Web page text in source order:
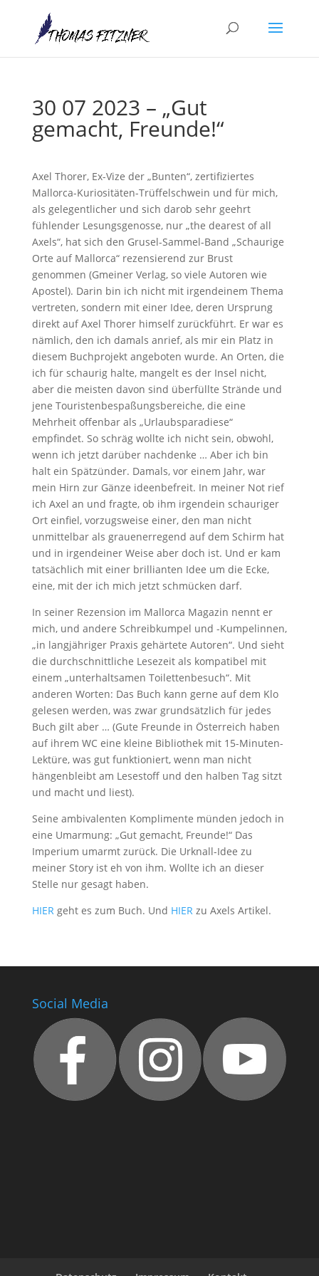
30 07 2023 – „Gut
gemacht, Freunde!“
Axel Thorer, Ex-Vize der „Bunten“, zertifiziertes
Mallorca-Kuriositäten-Trüffelschwein und für mich,
als gelegentlicher und sich darob sehr geehrt
fühlender Lesungsgenosse, nur „the dearest of all
Axels“, hat sich den Grusel-Sammel-Band „Schaurige
Orte auf Mallorca“ rezensierend zur Brust
genommen (Gmeiner Verlag, so viele Autoren wie
Apostel). Darin bin ich nicht mit irgendeinem Thema
vertreten, sondern mit einer Idee, deren Ursprung
direkt auf Axel Thorer himself zurückführt. Er war es
nämlich, den ich damals anrief, als mir ein Platz in
diesem Buchprojekt angeboten wurde. An Orten, die
ich für schaurig halte, mangelt es der Insel nicht,
aber die meisten davon sind überfüllte Strände und
jene Touristenbespaßungsbereiche, die eine
Mehrheit offenbar als „Urlaubsparadiese“
empfindet. So schräg wollte ich nicht sein, obwohl,
wenn ich jetzt darüber nachdenke … Aber ich bin
halt ein Spätzünder. Damals, vor einem Jahr, war
mein Hirn zur Gänze ideenbefreit. In meiner Not rief
ich Axel an und fragte, ob ihm irgendein schauriger
Ort einfiel, vorzugsweise einer, den man nicht
unmittelbar als grauenerregend auf dem Schirm hat
und in irgendeiner Weise aber doch ist. Und er kam
tatsächlich mit einer brillianten Idee um die Ecke,
eine, mit der ich mich jetzt schmücken darf.
In seiner Rezension im Mallorca Magazin nennt er
mich, und andere Schreibkumpel und -Kumpelinnen,
„in langjähriger Praxis gehärtete Autoren“. Und sieht
die durchschnittliche Lesezeit als kompatibel mit
einem „unterhaltsamen Toilettenbesuch“. Mit
anderen Worten: Das Buch kann gerne auf dem Klo
gelesen werden, was zwar grundsätzlich für jedes
Buch gilt aber … (Gute Freunde in Österreich haben
auf ihrem WC eine kleine Bibliothek mit 15-Minuten-
Lektüre, was gut funktioniert, wenn man nicht
hängenbleibt am Lesestoff und den halben Tag sitzt
und macht und liest).
Seine ambivalenten Komplimente münden jedoch in
eine Umarmung: „Gut gemacht, Freunde!“ Das
Imperium umarmt zurück. Die Urknall-Idee zu
meiner Story ist eh von ihm. Wollte ich an dieser
Stelle nur gesagt haben.
HIERgeht es zum Buch. Und HIERzu Axels Artikel.
Social Media